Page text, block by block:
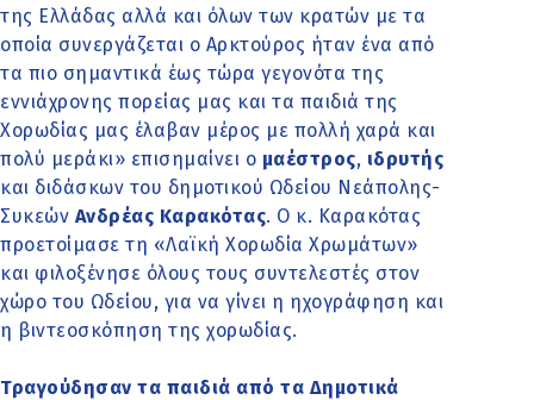
της Ελλάδας αλλά και όλων των κρατών με τα
οποία συνεργάζεται ο Αρκτούρος ήταν ένα από
τα πιο σημαντικά έως τώρα γεγονότα της
εννιάχρονης πορείας μας και τα παιδιά της
Χορωδίας μας έλαβαν μέρος με πολλή χαρά και
πολύ μεράκι» επισημαίνει ο μαέστρος, ιδρυτής
και διδάσκων του δημοτικού Ωδείου Νεάπολης-
Συκεών Ανδρέας Καρακότας. Ο κ. Καρακότας
προετοίμασε τη «Λαϊκή Χορωδία Χρωμάτων»
και φιλοξένησε όλους τους συντελεστές στον
χώρο του Ωδείου, για να γίνει η ηχογράφηση και
η βιντεοσκόπηση της χορωδίας.
Τραγούδησαν τα παιδιά από τα Δημοτικά